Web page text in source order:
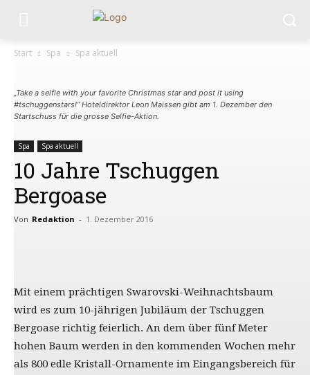
Start Spa Spa aktuell
„Take a selfie with your favorite Christmas star and post it using
#tschuggenstars!“ Hoteldirektor Leon Maissen gibt am 1. Dezember den
Startschuss für die grosse Selfie-Aktion.
Spa Spa aktuell
10 Jahre Tschuggen
Bergoase
Von Redaktion - 1. Dezember 2016
Mit einem prächtigen Swarovski-Weihnachtsbaum
wird es zum 10-jährigen Jubiläum der Tschuggen
Bergoase richtig feierlich. An dem über fünf Meter
hohen Baum werden in den kommenden Wochen mehr
als 800 edle Kristall-Ornamente im Eingangsbereich für